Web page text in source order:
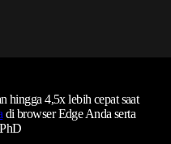
hingga 4,5x lebih cepat saat
di browser Edge Anda serta